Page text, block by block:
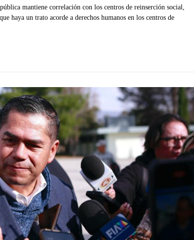
mantiene correlación con los centros de reinserción social,
haya un trato acorde a derechos humanos en los centros de